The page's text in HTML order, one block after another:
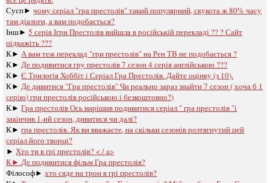
Сусп►чому серіал "гра престолів" такий популярний, скукота ж 80% часу
там діалоги, а вам подобається?
Інш► 5 серія Ігри Престолів вийшла в російській перекладі ?? ? Сайт
підкажіть ???
К► А вам теж переклад "гри престолів" на Рен ТВ не подобається ?
К► Де подивитися гру престолів 7 сезон 4 серія англійською ???
К►Є Трилогія Хоббіт і Серіал Гра Престолів. Дайте оцінку (з 10).
К► Де дивитися "Гра престолів" Чи реально зараз знайти 7 сезон ( хоча б 1
серію) гри престолів російською і безкоштовно?)
К►Гра престолів Ось вирішив подивитися серіал " гра престолів "і
закінчив 1-ий сезон, дивитися чи далі?
К►гра престолів. Як ви вважаєте, на скільки сезонів розтягнутий цей
серіал його творці?
► Хто ти в грі престолів? < / a>
К► Де подивитися фільм Гра престолів?
Філософ►хто сяде на трон в грі престолів?